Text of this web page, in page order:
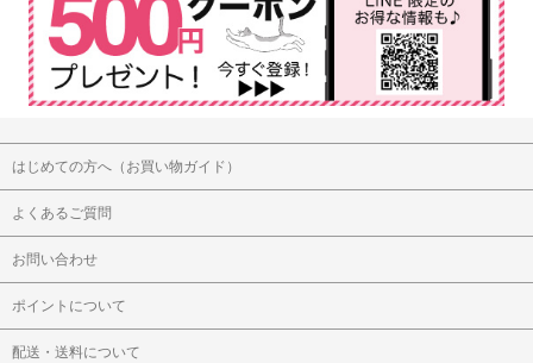
はじめての方へ（お買い物ガイド）
よくあるご質問
お問い合わせ
ポイントについて
配送・送料について